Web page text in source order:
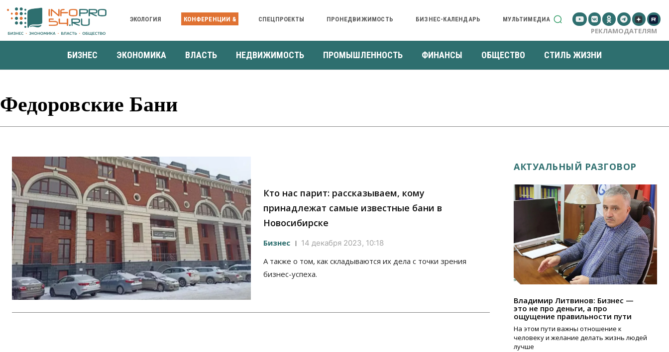
ЭКОЛОГИЯ КОНФЕРЕНЦИИ & СПЕЦПРОЕКТЫ ПРОНЕДВИЖИМОСТЬ БИЗНЕС-КАЛЕНДАРЬ МУЛЬТИМЕДИА
РЕКЛАМОДАТЕЛЯМ
БИЗНЕС ЭКОНОМИКА ВЛАСТЬ НЕДВИЖИМОСТЬ ПРОМЫШЛЕННОСТЬ ФИНАНСЫ ОБЩЕСТВО СТИЛЬ ЖИЗНИ
Федоровские Бани
Кто нас парит: рассказываем, кому
принадлежат самые известные бани в
Новосибирске
Бизнес 14 декабря 2023, 10:18
А также о том, как складываются их дела с точки зрения
бизнес-успеха.
АКТУАЛЬНЫЙ РАЗГОВОР
Владимир Литвинов: Бизнес —
это не про деньги, а про
ощущение правильности пути
На этом пути важны отношение к
человеку и желание делать жизнь людей
лучше